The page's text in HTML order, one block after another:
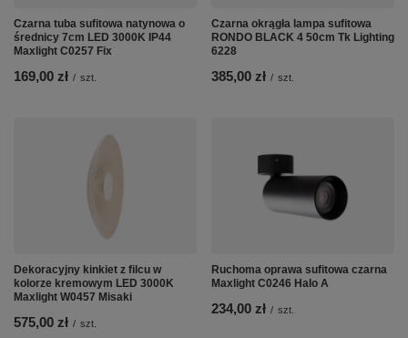
Czarna tuba sufitowa natynowa o
średnicy 7cm LED 3000K IP44
Maxlight C0257 Fix
169,00 zł / szt.
Czarna okrągła lampa sufitowa
RONDO BLACK 4 50cm Tk Lighting
6228
385,00 zł / szt.
Dekoracyjny kinkiet z filcu w
kolorze kremowym LED 3000K
Maxlight W0457 Misaki
575,00 zł / szt.
Ruchoma oprawa sufitowa czarna
Maxlight C0246 Halo A
234,00 zł / szt.